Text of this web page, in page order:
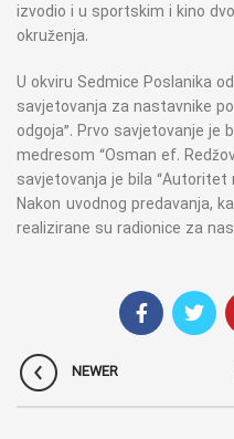
izvodio i u sportskim i kino
okruženja.
U okviru Sedmice Poslanika
savjetovanja za nastavnike
odgoja”. Prvo savjetovanje je
medresom “Osman ef.
savjetovanja je bila
Nakon uvodnog predavanja,
realizirane su radionice za
NEWER